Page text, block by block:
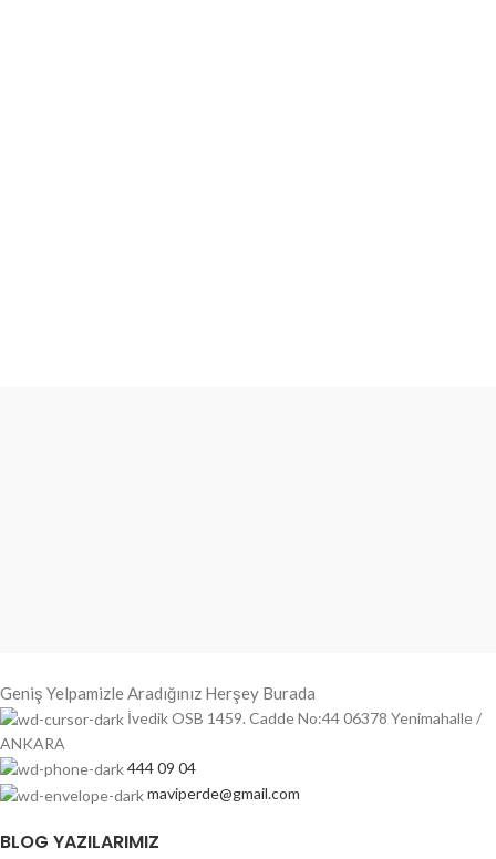
Geniş Yelpamizle Aradığınız Herşey Burada
İvedik OSB 1459. Cadde No:44 06378 Yenimahalle /
ANKARA
444 09 04
maviperde@gmail.com
BLOG YAZILARIMIZ